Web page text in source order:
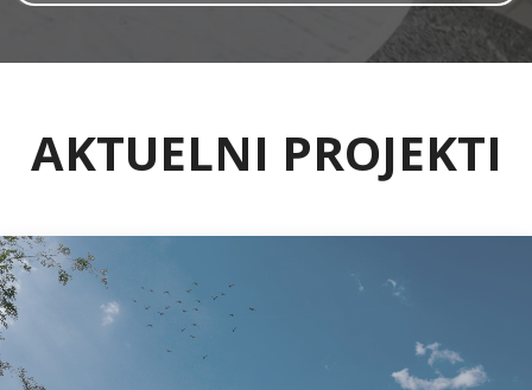
AKTUELNI PROJEKTI
ILIDŽA
Projekat „Bijeli Dvor“ – Ilidža